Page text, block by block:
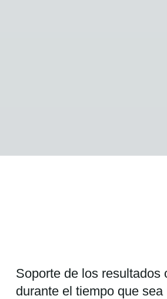
Soporte de los resultados
durante el tiempo que sea